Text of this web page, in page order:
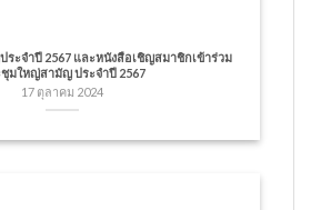
ะจำปี 2567 และหนังสือเชิญสมาชิกเข้าร่วม
มใหญ่สามัญ ประจำปี 2567
17 ตุลาคม 2024